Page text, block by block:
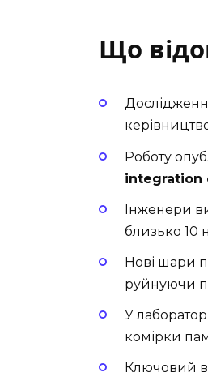
Що
Роботу
integration
Інженери
близько 10
Нові шари
руйнуючи
У
комірки
Ключовий